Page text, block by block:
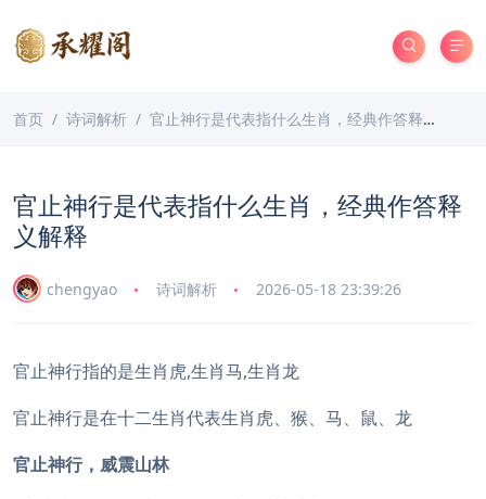
首页 诗词解析 官止神行是代表指什么生肖，经典作答释义解释
官止神行是代表指什么生肖，经典作答释
义解释
chengyao 诗词解析 2026-05-18 23:39:26
官止神行指的是生肖虎,生肖马,生肖龙
官止神行是在十二生肖代表生肖虎、猴、马、鼠、龙
官止神行，威震山林